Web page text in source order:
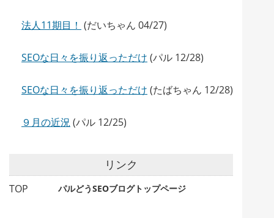
法人11期目！ (だいちゃん 04/27)
SEOな日々を振り返っただけ (パル 12/28)
SEOな日々を振り返っただけ (たばちゃん 12/28)
９月の近況 (パル 12/25)
リンク
TOP パルどうSEOブログトップページ